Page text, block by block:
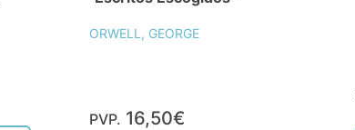
ORWELL, GEORGE
PVP. 16,50€